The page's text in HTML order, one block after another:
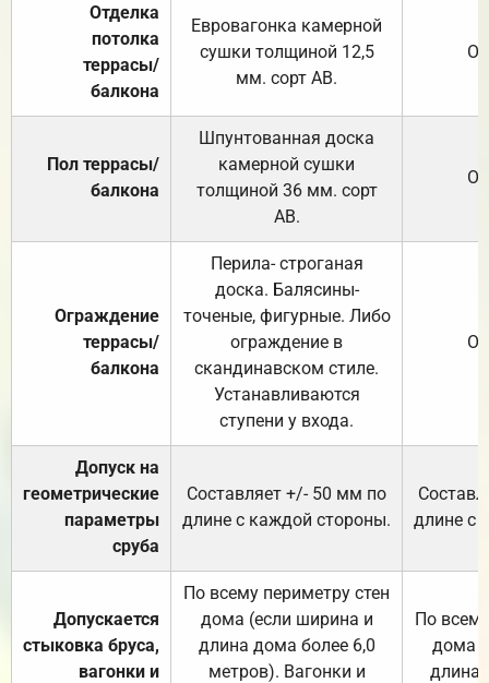
Отделка
потолка
террасы/
балкона
Евровагонка камерной
сушки толщиной 12,5
мм. сорт АВ.
Пол террасы/
балкона
Шпунтованная доска
камерной сушки
толщиной 36 мм. сорт
АВ.
Ограждение
террасы/
балкона
Перила- строганая
доска. Балясины-
точеные, фигурные. Либо
ограждение в
скандинавском стиле.
Устанавливаются
ступени у входа.
Допуск на
геометрические
параметры
сруба
Составляет +/- 50 мм по
длине с каждой стороны.
длине с
Допускается
стыковка бруса,
вагонки и
По всему периметру стен
дома (если ширина и
длина дома более 6,0
метров). Вагонки и
По
дома
длина